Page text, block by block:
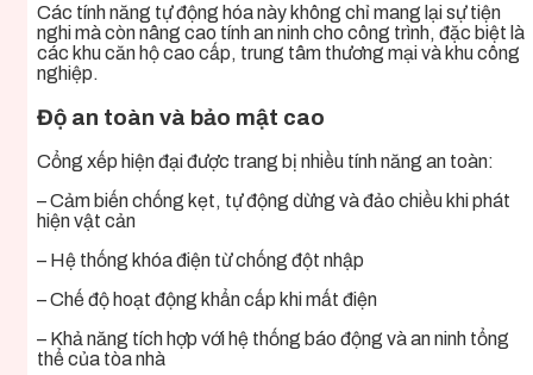
Các tính năng tự động hóa này không chỉ mang lại sự tiện
nghi mà còn nâng cao tính an ninh cho công trình, đặc biệt là
các khu căn hộ cao cấp, trung tâm thương mại và khu công
nghiệp.
Độ an toàn và bảo mật cao
Cổng xếp hiện đại được trang bị nhiều tính năng an toàn:
– Cảm biến chống kẹt, tự động dừng và đảo chiều khi phát
hiện vật cản
– Hệ thống khóa điện từ chống đột nhập
– Chế độ hoạt động khẩn cấp khi mất điện
– Khả năng tích hợp với hệ thống báo động và an ninh tổng
thể của tòa nhà